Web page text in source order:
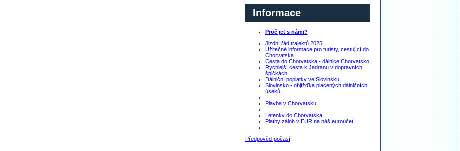
Informace
Proč jet s námi?
Jizdní řád trajektů 2025
Užitečné informace pro turisty, cestující do
Chorvatska
Cesta do Chorvatska - dálnice Chorvatsko
Rychlejší cesta k Jadranu v dopravních
špičkách
Dálniční poplatky ve Slovinsku
Slovinsko - objížďka placených dálničních
úseků
Plavba v Chorvatsku
Letenky do Chorvatska
Platby záloh v EUR na náš euroúčet
Předpověď počasí